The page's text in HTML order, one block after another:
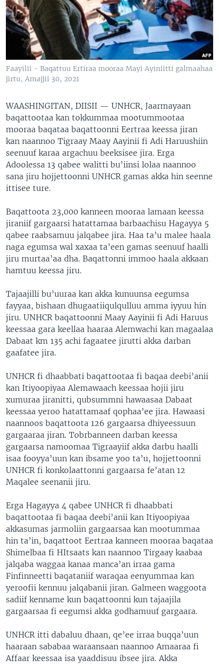
Faayilii - Baqattuu Ertiraa mooraa Mayi Ayiniitti galmaahaa
jirtu, Amajjii 30, 2021
WAASHINGITAN, DIISII — UNHCR, Jaarmayaan
baqattootaa kan tokkummaa mootummootaa
mooraa baqataa baqattoonni Eertraa keessa jiran
kan naannoo Tigraay Maay Aayinii fi Adi Haruushiin
seenuuf karaa argachuu beeksisee jira. Erga
Adoolessa 13 qabee walitti bu’iinsi lolaa naannoo
sana jiru hojjettoonni UNHCR gamas akka hin seenne
ittisee ture.
Baqattoota 23,000 kanneen mooraa lamaan keessa
jiraniif gargaarsi hatattamaa barbaachisu Hagayya 5
qabee raabsamuu jalqabee jira. Haa ta’u malee haala
naga egumsa wal xaxaa ta’een gamas seenuuf haalli
jiru murtaa’aa dha. Baqattonni immoo haala akkaan
hamtuu keessa jiru.
Tajaajilli bu’uuraa kan akka kunuunsa eegumsa
fayyaa, bishaan dhugaatiiqulqulluu amma iyyuu hin
jiru. UNHCR baqattoonni Maay Aayinii fi Adi Haruus
keessaa gara keellaa haaraa Alemwachi kan magaalaa
Dabaat km 135 achi fagaatee jirutti akka darban
gaafatee jira.
UNHCR fi dhaabbati baqattootaa fi baqaa deebi’anii
kan Itiyoopiyaa Alemawaach keessaa hojii jiru
xumuraa jiranitti, qubsummni hawaasaa Dabaat
keessaa yeroo hatattamaaf qophaa’ee jira. Hawaasi
naannoos baqattoota 126 gargaarsa dhiyeessuun
gargaaraa jiran. Tobrbanneen darban keessa
gargaarsa namoomaa Tigraayiif akka darbu haalli
isaa fooyya’uun kan ibsame yoo ta’u, hojjettoonni
UNHCR fi konkolaattonni gargaarsa fe’atan 12
Maqalee seenanii jiru.
Erga Hagayya 4 qabee UNHCR fi dhaabbati
baqattootaa fi baqaa deebi’anii kan Itiyoopiyaa
akkasumas jarmoliin gargaarsaa kan mootummaa
hin ta’in, baqattoot Eertraa kanneen mooraa baqataa
Shimelbaa fi HItsaats kan naannoo Tirgaay kaabaa
jalqaba waggaa kanaa manca’an irraa gama
Finfinneetti baqataniif waraqaa eenyummaa kan
yeroofii kennuu jalqabanii jiran. Galmeen waggoota
sadiif kenname kun baqattoonni kun tajaajila
gargaarsaa fi eegumsi akka godhamuuf gargaara.
UNHCR itti dabaluu dhaan, qe’ee irraa buqqa’uun
haaraan sababaa waraansaan naannoo Amaaraa fi
Affaar keessaa isa yaaddisuu ibsee jira. Akka